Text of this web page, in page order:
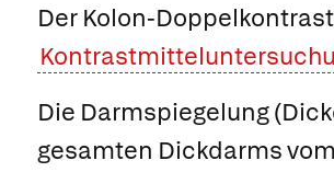
Der Kolon-Doppelkontrast
Die Darmspiegelung
gesamten Dickdarms